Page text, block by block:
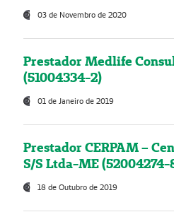
03 de Novembro de 2020
Prestador Medlife
(51004334-2)
01 de Janeiro de 2019
Prestador CERPAM –
S/S Ltda-ME (52004274-
18 de Outubro de 2019